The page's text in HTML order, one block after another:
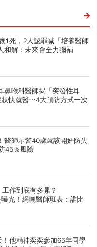
1死，2人認罪喊「培養醫師
和解：未來會全力彌補
鼻喉科醫師揭「突發性耳
快就醫…4大預防方式一次
醫師示警40歲就該開始防失
45％風險
作到底有多累？
光！網曬醫師班表：誰比
他精神奕奕參加65年同學